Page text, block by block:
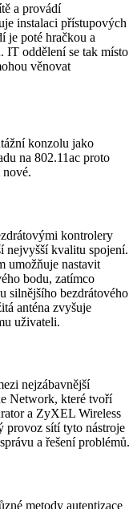
a provádí
instalaci přístupových
je poté hračkou a
IT oddělení se tak místo
věnovat
konzolu jako
na 802.11ac proto
kontrolery
nejvyšší kvalitu spojení.
umožňuje nastavit
bodu, zatímco
silnějšího bezdrátového
anténa zvyšuje
uživateli.
nejzábavnější
Network, které tvoří
a ZyXEL Wireless
provoz sítí tyto nástroje
a řešení problémů.
metody autentizace